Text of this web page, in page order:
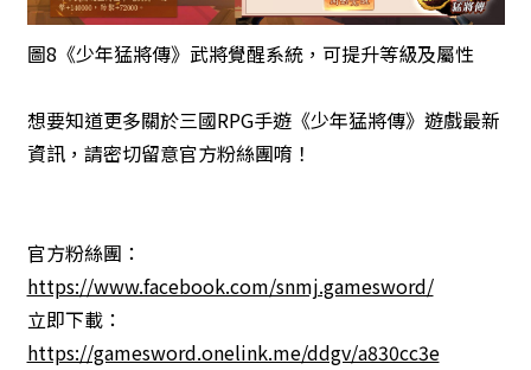
圖8《少年猛將傳》武將覺醒系統，可提升等級及屬性
想要知道更多關於三國RPG手遊《少年猛將傳》遊戲最新
資訊，請密切留意官方粉絲團唷！
官方粉絲團：
https://www.facebook.com/snmj.gamesword/
立即下載：
https://gamesword.onelink.me/ddgv/a830cc3e